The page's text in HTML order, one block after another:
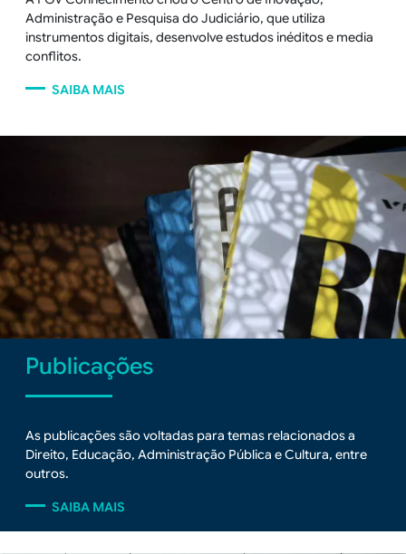
Administração e Pesquisa do Judiciário, que utiliza
instrumentos digitais, desenvolve estudos inéditos e media
conflitos.
SAIBA MAIS
Publicações
As publicações são voltadas para temas relacionados a
Direito, Educação, Administração Pública e Cultura, entre
outros.
SAIBA MAIS